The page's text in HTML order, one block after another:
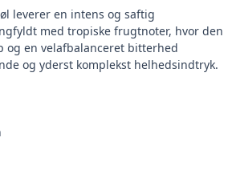
leverer en intens og saftig
med tropiske frugtnoter, hvor den
og en velafbalanceret bitterhed
og yderst komplekst helhedsindtryk.